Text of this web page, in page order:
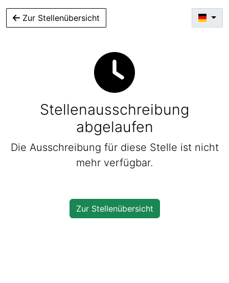
Zur Stellenübersicht
Stellenausschreibung
abgelaufen
Die Ausschreibung für diese Stelle ist nicht
mehr verfügbar.
Zur Stellenübersicht